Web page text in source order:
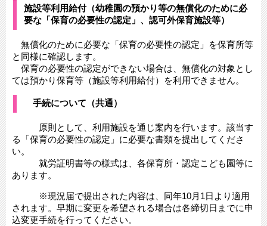
施設等利用給付（幼稚園の預かり等の無償化のために必
要な「保育の必要性の認定」、認可外保育施設等）
無償化のために必要な「保育の必要性の認定」を保育所等
と同様に確認します。
保育の必要性の認定ができない場合は、無償化の対象とし
ては預かり保育等（施設等利用給付）を利用できません。
手続について（共通）
原則として、利用施設を通じ案内を行います。該当す
る「保育の必要性の認定」に必要な書類を提出してくださ
い。
就労証明書等の様式は、各保育所・認定こども園等に
あります。
※現況届で提出された内容は、同年10月1日より適用
されます。早期に変更を希望される場合は各締切日までに申
込変更手続を行ってください。